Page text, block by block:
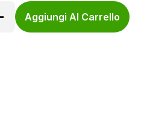
Aggiungi Al Carrello